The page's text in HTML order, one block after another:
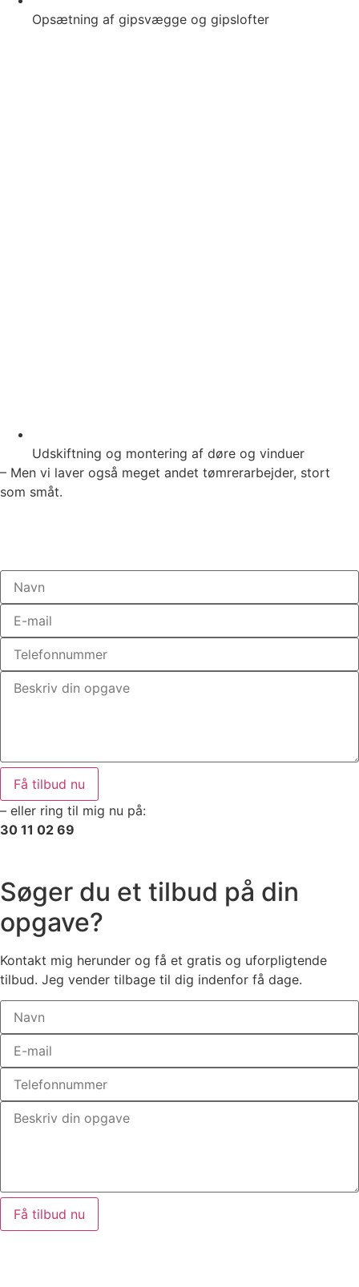
Opsætning af gipsvægge og gipslofter
Udskiftning og montering af døre og vinduer
– Men vi laver også meget andet tømrerarbejder, stort
som småt.
Få tilbud nu
– eller ring til mig nu på:
30 11 02 69
Søger du et tilbud på din
opgave?
Kontakt mig herunder og få et gratis og uforpligtende
tilbud. Jeg vender tilbage til dig indenfor få dage.
Få tilbud nu